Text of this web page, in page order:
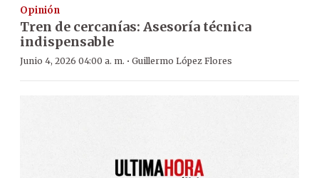
Opinión
Tren de cercanías: Asesoría técnica
indispensable
Junio 4, 2026 04:00 a. m. · Guillermo López Flores